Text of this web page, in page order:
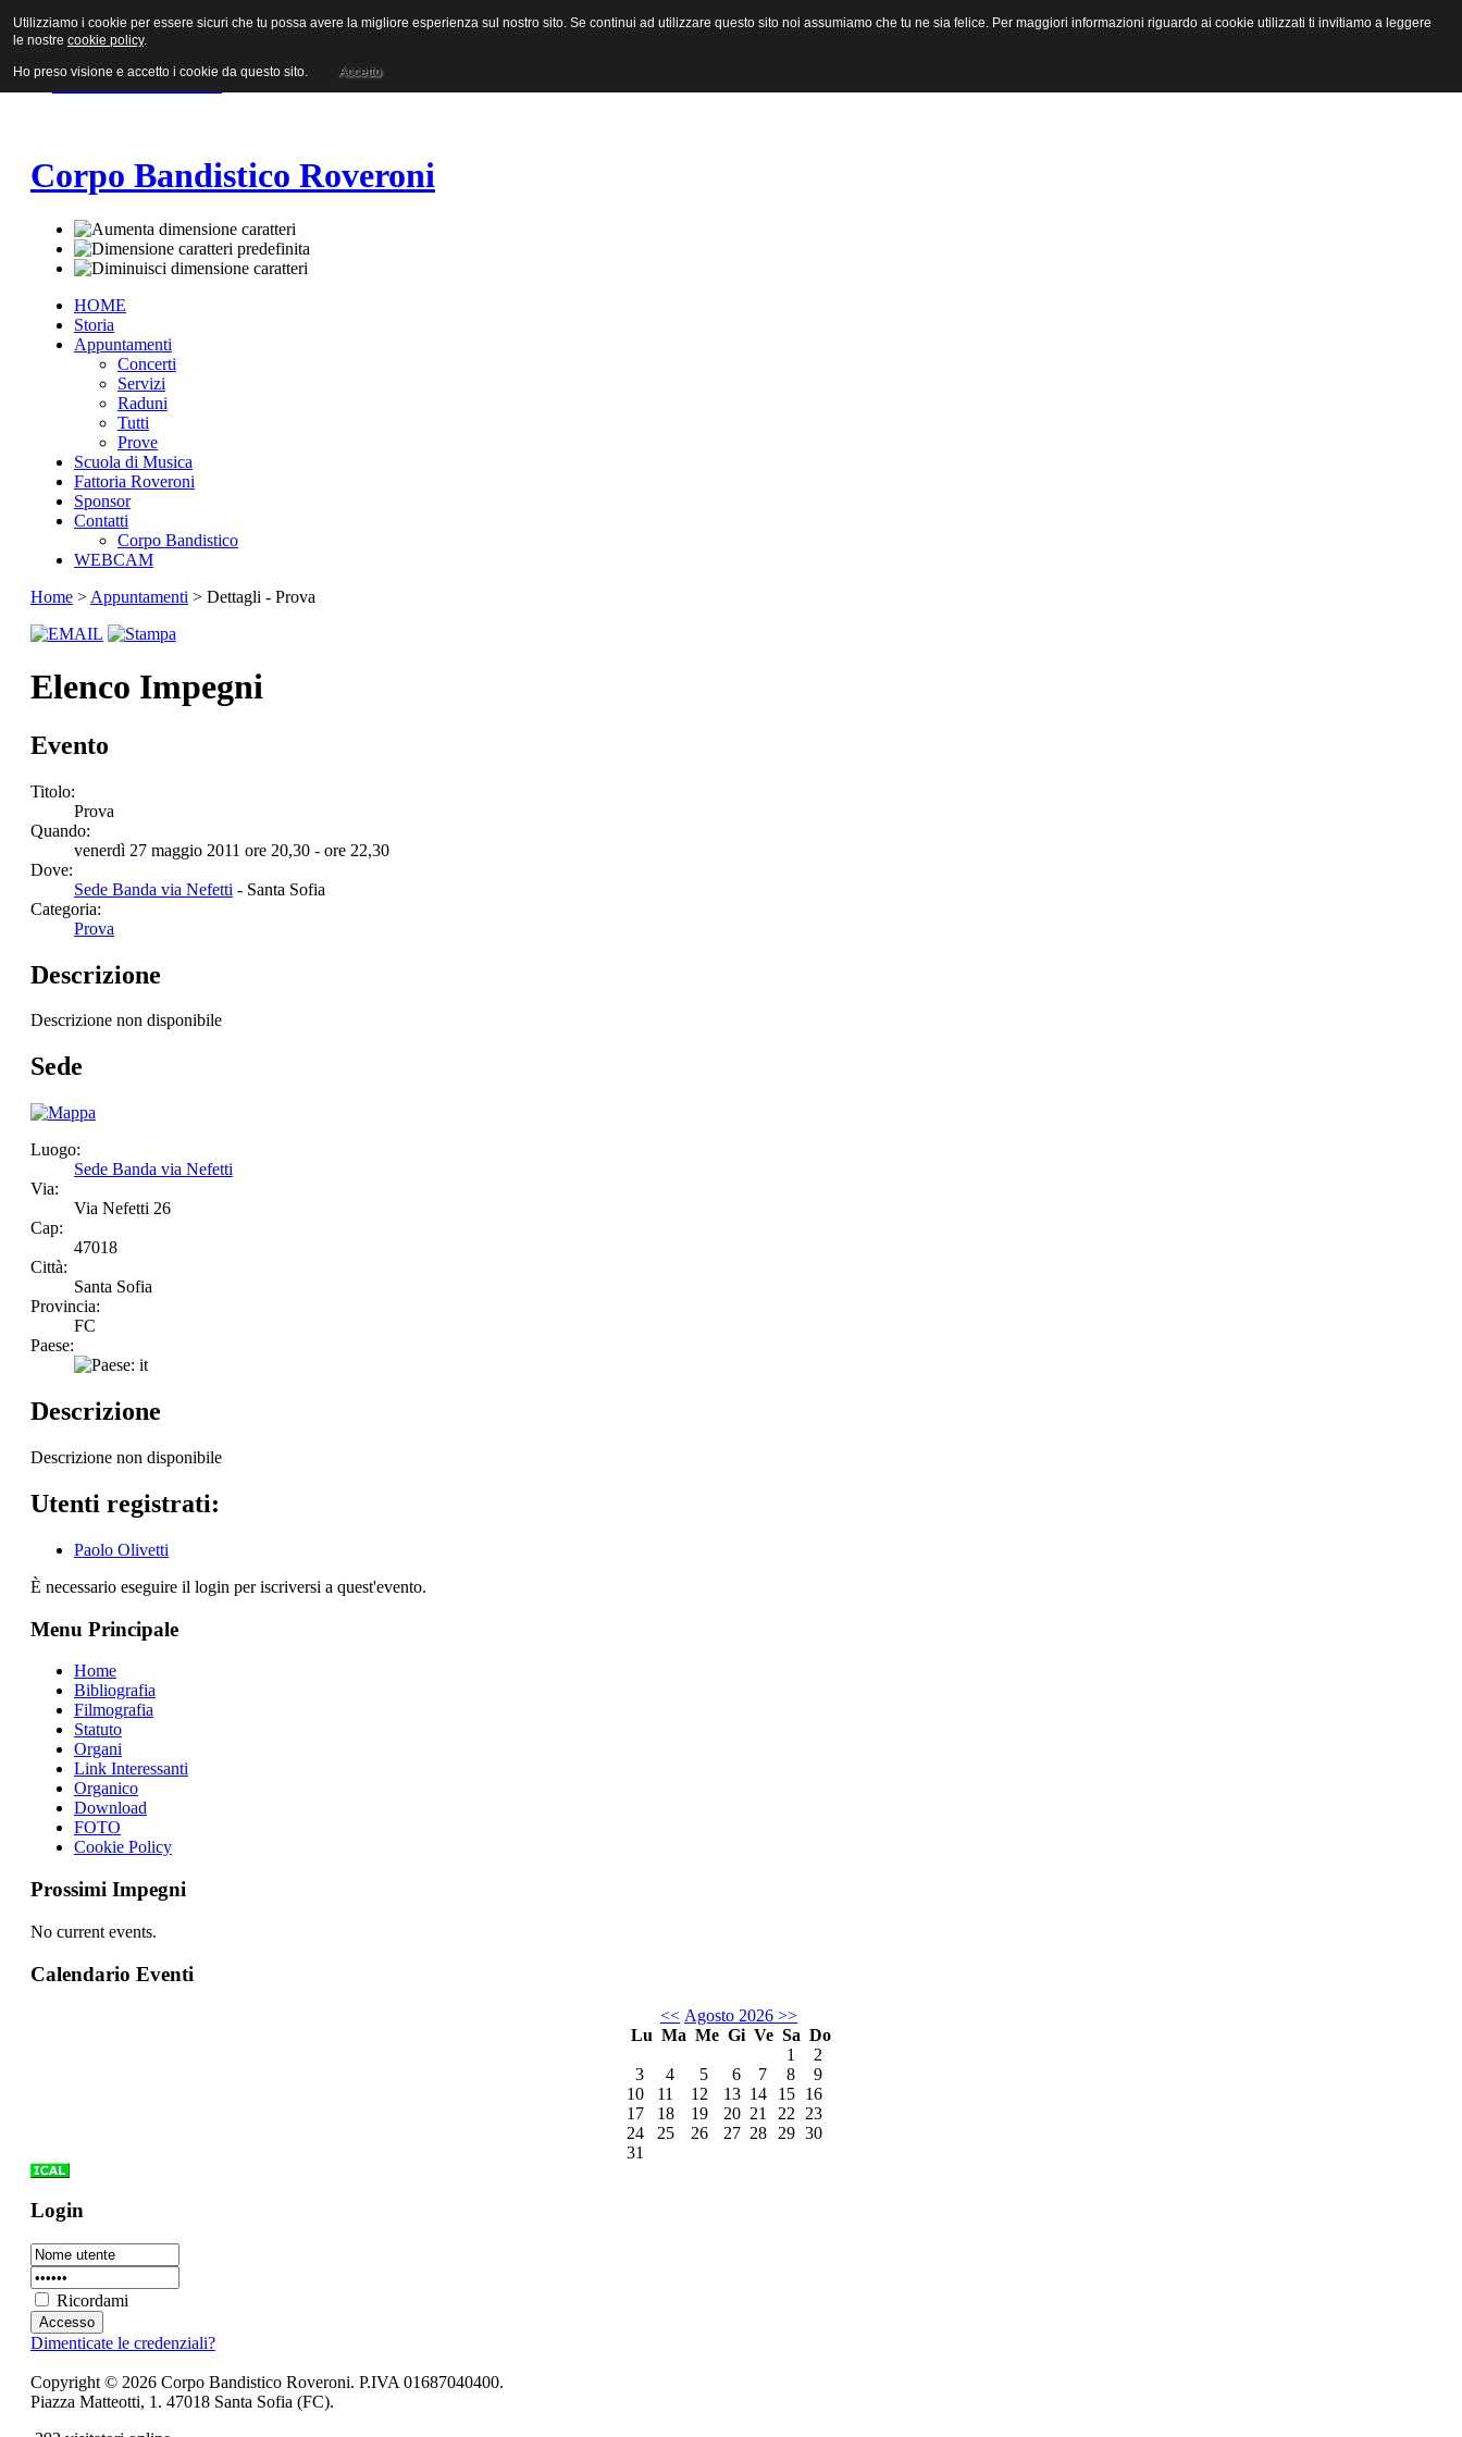
Vai al contenuto
Vai alla navigazione principale
Vai alla prima colonna
Corpo Bandistico Roveroni
HOME
Storia
Appuntamenti
Concerti
Servizi
Raduni
Tutti
Prove
Scuola di Musica
Fattoria Roveroni
Sponsor
Contatti
Corpo Bandistico
WEBCAM
Home> Appuntamenti > Dettagli - Prova
Elenco Impegni
Evento
Titolo:
Prova
Quando:
venerdì 27 maggio 2011 ore 20,30 - ore 22,30
Dove:
Sede Banda via Nefetti - Santa Sofia
Categoria:
Prova
Descrizione
Descrizione non disponibile
Sede
Luogo:
Sede Banda via Nefetti
Via:
Via Nefetti 26
Cap:
47018
Città:
Santa Sofia
Provincia:
FC
Paese:
Descrizione
Descrizione non disponibile
Utenti registrati:
Paolo Olivetti
È necessario eseguire il login per iscriversi a quest'evento.
Menu Principale
Home
Bibliografia
Filmografia
Statuto
Organi
Link Interessanti
Organico
Download
FOTO
Cookie Policy
Prossimi Impegni
No current events.
Calendario Eventi
<< Agosto 2026 >>
Lu Ma Me Gi Ve Sa Do
1
2
3
4 5 6 7 8
9
10
11 12 13 14 15 16
17
18 19 20 21 22
23
24
25 26 27 28 29 30
31
Login
Ricordami
Dimenticate le credenziali?
Copyright © 2026 Corpo Bandistico Roveroni. P.IVA 01687040400.
Piazza Matteotti, 1. 47018 Santa Sofia (FC).
Utilizziamo i cookie per essere sicuri che tu possa avere la migliore esperienza sul nostro sito. Se continui ad utilizzare questo sito noi assumiamo che tu ne sia felice. Per maggiori informazioni riguardo ai cookie utilizzati ti invitiamo a leggere
le nostre cookie policy.
Ho preso visione e accetto i cookie da questo sito. Accetto